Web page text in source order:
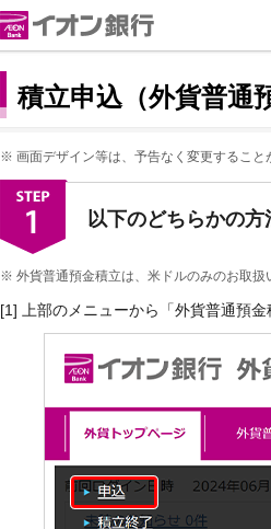
積立申込（外貨普通
※ 画面デザイン等は、予告なく変更すること
以下のどちらかの方
※ 外貨普通預金積立は、米ドルのみのお取扱
[1] 上部のメニューから「外貨普通預